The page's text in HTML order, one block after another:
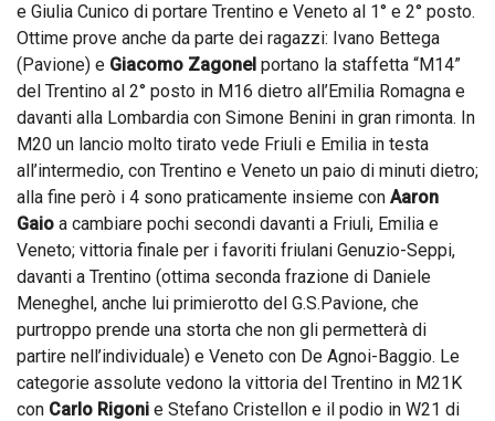
e Giulia Cunico di portare Trentino e Veneto al 1° e 2° posto.
Ottime prove anche da parte dei ragazzi: Ivano Bettega
(Pavione) e Giacomo Zagonel portano la staffetta “M14”
del Trentino al 2° posto in M16 dietro all’Emilia Romagna e
davanti alla Lombardia con Simone Benini in gran rimonta. In
M20 un lancio molto tirato vede Friuli e Emilia in testa
all’intermedio, con Trentino e Veneto un paio di minuti dietro;
alla fine però i 4 sono praticamente insieme con Aaron
Gaio a cambiare pochi secondi davanti a Friuli, Emilia e
Veneto; vittoria finale per i favoriti friulani Genuzio-Seppi,
davanti a Trentino (ottima seconda frazione di Daniele
Meneghel, anche lui primierotto del G.S.Pavione, che
purtroppo prende una storta che non gli permetterà di
partire nell’individuale) e Veneto con De Agnoi-Baggio. Le
categorie assolute vedono la vittoria del Trentino in M21K
con Carlo Rigoni e Stefano Cristellon e il podio in W21 di